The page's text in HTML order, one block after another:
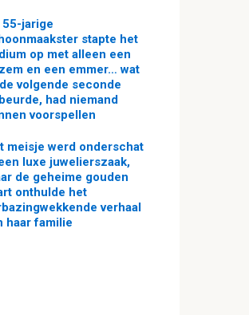
55-jarige
stapte het
op met alleen een
en een emmer… wat
volgende seconde
had niemand
voorspellen
meisje werd onderschat
luxe juwelierszaak,
de geheime gouden
onthulde het
verhaal
haar familie